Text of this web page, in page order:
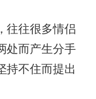
往往很多情侣
处而产生分手
持不住而提出